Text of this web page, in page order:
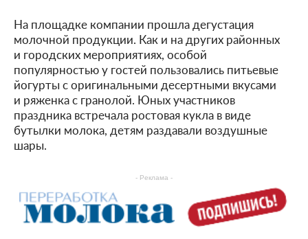
На площадке компании прошла дегустация
молочной продукции. Как и на других районных
и городских мероприятиях, особой
популярностью у гостей пользовались питьевые
йогурты с оригинальными десертными вкусами
и ряженка с гранолой. Юных участников
праздника встречала ростовая кукла в виде
бутылки молока, детям раздавали воздушные
шары.
- Реклама -